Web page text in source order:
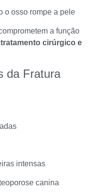
o osso rompe a pele
a função
tratamento cirúrgico e
da Fratura
intensas
canina